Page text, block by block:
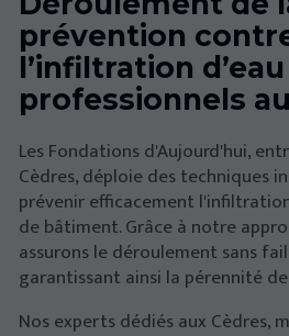
prévention
l’infiltration
professionnels
Les Fondations d'Aujourd'hui,
Cèdres, déploie des techniques
prévenir efficacement
de bâtiment. Grâce à notre
assurons le déroulement sans
garantissant ainsi la pérennité
Nos experts dédiés aux Cèdres,